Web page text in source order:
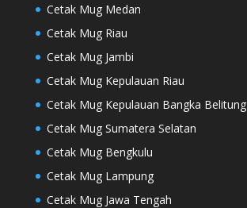
Cetak Mug Medan
Cetak Mug Riau
Cetak Mug Jambi
Cetak Mug Kepulauan Riau
Cetak Mug Kepulauan Bangka Belitung
Cetak Mug Sumatera Selatan
Cetak Mug Bengkulu
Cetak Mug Lampung
Cetak Mug Jawa Tengah